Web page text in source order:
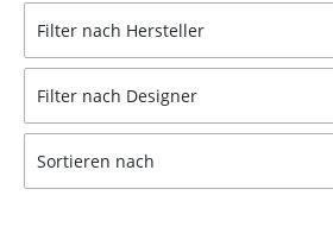
Schaukelstühle
Bürodrehstühle
Konferenzstühle
Bürosessel
Filter nach Hersteller
Filter nach Designer
Sortieren nach